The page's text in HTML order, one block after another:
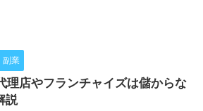
副業
店やフランチャイズは儲からな
説